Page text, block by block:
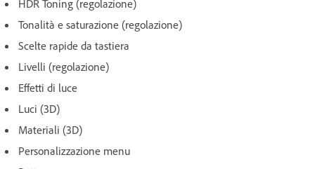
HDR Toning (regolazione)
Tonalità e saturazione (regolazione)
Scelte rapide da tastiera
Livelli (regolazione)
Effetti di luce
Luci (3D)
Materiali (3D)
Personalizzazione menu